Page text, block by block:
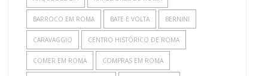
BARROCO EM ROMA BATE E VOLTA BERNINI
CARAVAGGIO CENTRO HISTÓRICO DE ROMA
COMER EM ROMA COMPRAS EM ROMA